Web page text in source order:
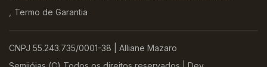
Termo de Garantia
CNPJ 55.243.735/0001-38 | Alliane Mazaro